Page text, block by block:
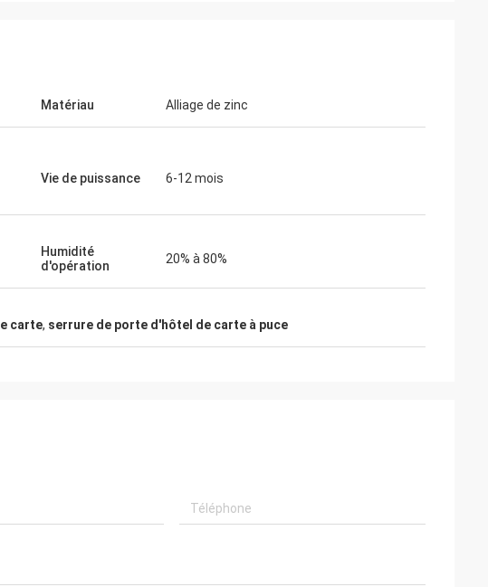
Matériau Alliage de zinc
Vie de puissance 6-12 mois
Humidité
d'opération
20% à 80%
carte, serrure de porte d'hôtel de carte à puce